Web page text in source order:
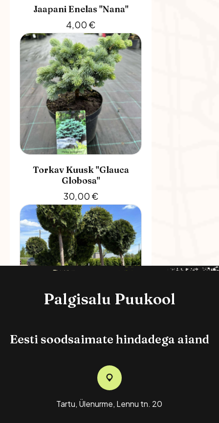
Jaapani Enelas "Nana"
4,00 €
Torkav Kuusk "Glauca
Globosa"
30,00 €
Harilik Elupuu Smaragd,
Palgisalu Puukool
Eesti soodsaimate hindadega aiand
Tartu, Ülenurme, Lennu tn. 20